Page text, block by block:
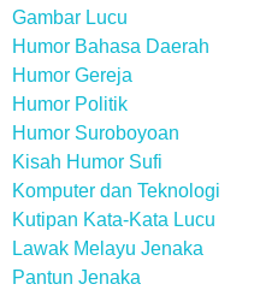
Gambar Lucu
Humor Bahasa Daerah
Humor Gereja
Humor Politik
Humor Suroboyoan
Kisah Humor Sufi
Komputer dan Teknologi
Kutipan Kata-Kata Lucu
Lawak Melayu Jenaka
Pantun Jenaka